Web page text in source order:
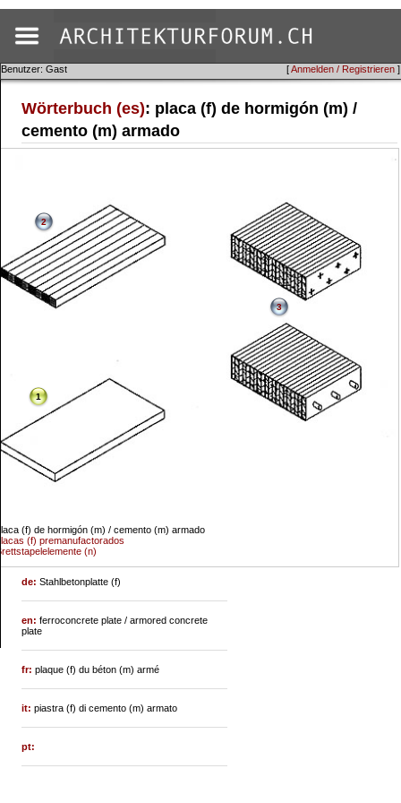
[Anmelden / Registrieren ]
Benutzer: Gast
Wörterbuch (es): placa (f) de hormigón (m) /
cemento (m) armado
1
(f) de hormigón (m) / cemento (m) armado
(f) premanufactorados
2
(n)
3
de:Stahlbetonplatte (f)
en:ferroconcrete plate / armored concrete
plate
fr:plaque (f) du béton (m) armé
it:piastra (f) di cemento (m) armato
pt: